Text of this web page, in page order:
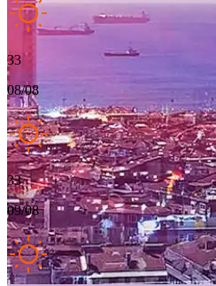
33
08/08
33
09/08